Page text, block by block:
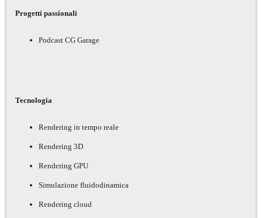
Progetti passionali
Podcast CG Garage
Tecnologia
Rendering in tempo reale
Rendering 3D
Rendering GPU
Simulazione fluidodinamica
Rendering cloud